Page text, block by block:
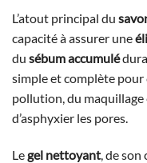
L’atout principal du
capacité à assurer une
du sébum accumulé
simple et complète pour
pollution, du maquillage
d’asphyxier les pores.
Legel nettoyant , de